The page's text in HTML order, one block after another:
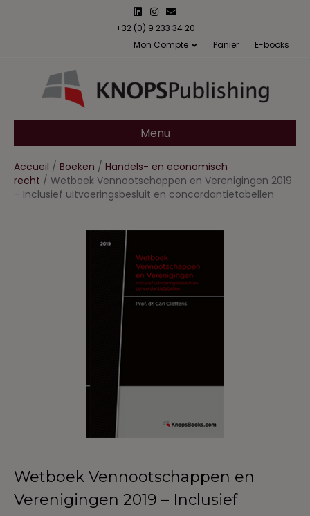
n
n
s
a
m
m
a
l
+32 (0) 9 233 34 20
Mon Compte
Panier E-books
Menu
Accueil / Boeken / Handels- en economisch
recht / Wetboek Vennootschappen en Verenigingen 2019
– Inclusief uitvoeringsbesluit en concordantietabellen
Wetboek Vennootschappen en
Verenigingen 2019 – Inclusief